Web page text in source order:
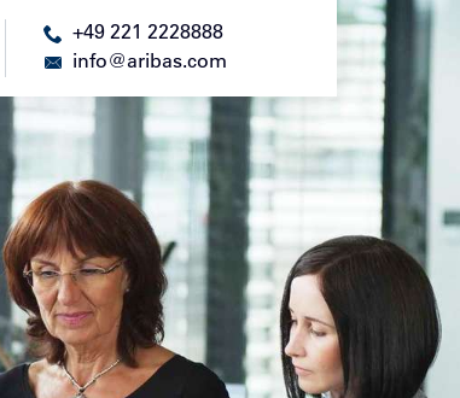
DE
+49 221 2228888
info@aribas.com